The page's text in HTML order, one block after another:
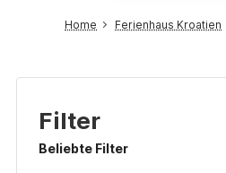
Home Ferienhaus Kroatien
Filter
Beliebte Filter